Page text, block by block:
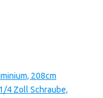
208cm
4 Zoll Schraube,